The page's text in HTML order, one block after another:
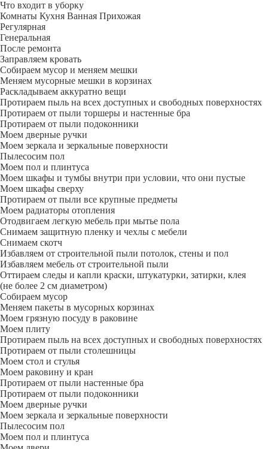
Что входит в уборку
Регу­лярная
Гене­ральная
После ремонта
Заправляем кровать
Собираем мусор и меняем мешки
Меняем мусорные мешки в корзинах
Раскладываем аккуратно вещи
Протираем пыль на всех доступных и свободных поверхностях
Протираем от пыли торшеры и настенные бра
Протираем от пыли подоконники
Моем дверные ручки
Моем зеркала и зеркальные поверхности
Пылесосим пол
Моем пол и плинтуса
Моем шкафы и тумбы внутри при условии, что они пустые
Моем шкафы сверху
Протираем от пыли все крупные предметы
Моем радиаторы отопления
Отодвигаем легкую мебель при мытье пола
Снимаем защитную пленку и чехлы с мебели
Снимаем скотч
Избавляем от строительной пыли потолок, стены и пол
Избавляем мебель от строительной пыли
Оттираем следы и капли краски, штукатурки, затирки, клея
(не более 2 см диаметром)
Собираем мусор
Меняем пакеты в мусорных корзинах
Моем грязную посуду в раковине
Моем плиту
Протираем пыль на всех доступных и свободных поверхностях
Протираем от пыли столешницы
Моем стол и стулья
Моем раковину и кран
Протираем от пыли настенные бра
Протираем от пыли подоконники
Моем дверные ручки
Моем зеркала и зеркальные поверхности
Пылесосим пол
Моем пол и плинтуса